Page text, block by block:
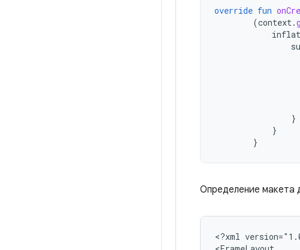
override fun
(context.
}
}
}
Определение макета
<?xml